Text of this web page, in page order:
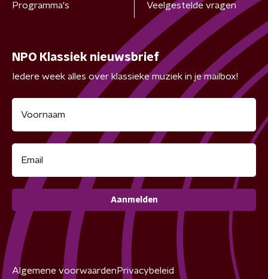
Programma's Veelgestelde vragen
NPO Klassiek nieuwsbrief
Iedere week alles over klassieke muziek in je mailbox!
Aanmelden
Algemene voorwaarden Privacybeleid